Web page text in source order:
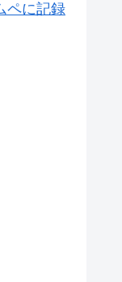
ペに記録